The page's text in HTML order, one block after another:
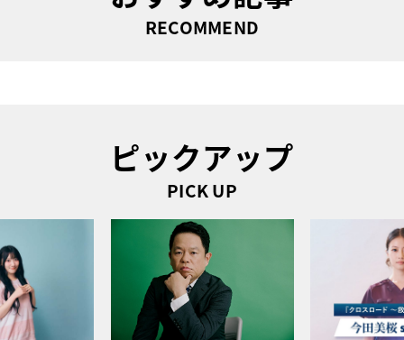
RECOMMEND
ピックアップ
PICK UP